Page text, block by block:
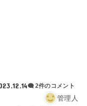
2件のコメント
管理人